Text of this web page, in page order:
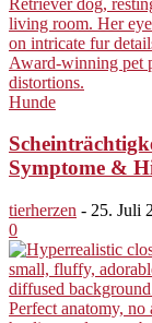
Hunde
Symptome &
tierherzen - 25. Juli
0